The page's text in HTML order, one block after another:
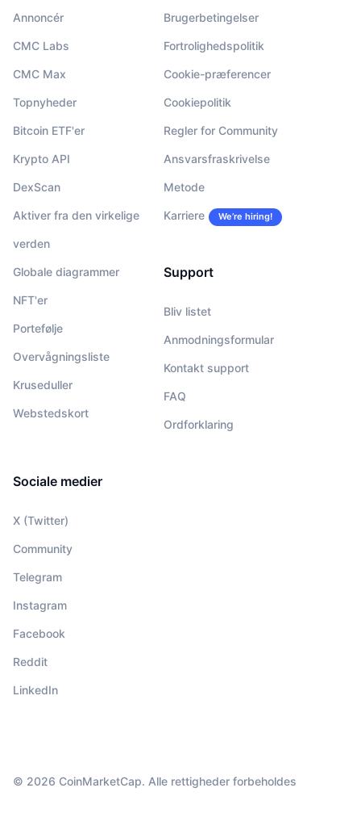
Annoncér
CMC Labs
CMC Max
Topnyheder
Bitcoin ETF'er
Krypto API
DexScan
Aktiver fra den virkelige
verden
Globale diagrammer
NFT'er
Portefølje
Overvågningsliste
Kruseduller
Webstedskort
Brugerbetingelser
Fortrolighedspolitik
Cookie-præferencer
Cookiepolitik
Regler for Community
Ansvarsfraskrivelse
Metode
Karriere We’re hiring!
Support
Bliv listet
Anmodningsformular
Kontakt support
FAQ
Ordforklaring
Sociale medier
X (Twitter)
Community
Telegram
Instagram
Facebook
Reddit
LinkedIn
© 2026 CoinMarketCap. Alle rettigheder forbeholdes